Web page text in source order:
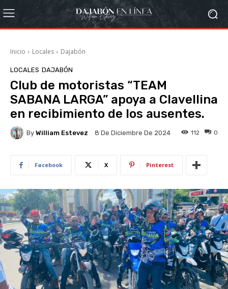
Inicio Locales Dajabón
LOCALES DAJABÓN
Club de motoristas “TEAM
SABANA LARGA” apoya a Clavellina
en recibimiento de los ausentes.
By William Estevez 8 De Diciembre De 2024 0
112
Facebook X Pinterest